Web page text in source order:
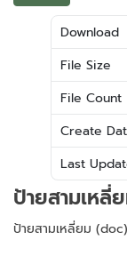
Download
File Size
File Count
Create
Last
ป้ายสามเหลี่
ป้ายสามเหลี่ยม (doc)